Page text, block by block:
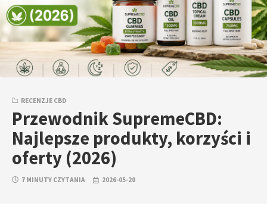
RECENZJE CBD
Przewodnik SupremeCBD:
Najlepsze produkty, korzyści i
oferty (2026)
7 MINUTY CZYTANIA 2026-05-20